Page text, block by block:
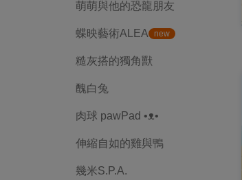
萌萌與他的恐龍朋友
蝶映藝術ALEA new
糙灰搭的獨角獸
醜白兔
肉球 pawPad •ᴥ•
伸縮自如的雞與鴨
幾米S.P.A.